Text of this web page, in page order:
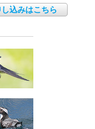
し込みはこちら